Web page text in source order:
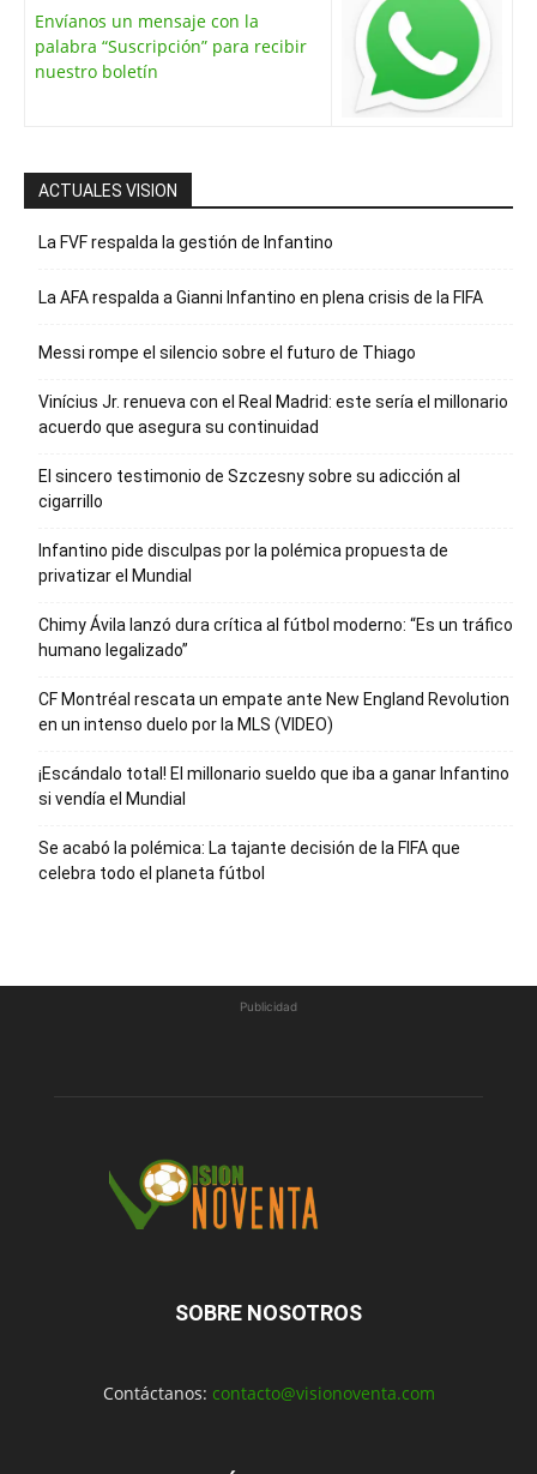
Envíanos un mensaje con la
palabra “Suscripción” para recibir
nuestro boletín
ACTUALES VISION
La FVF respalda la gestión de Infantino
La AFA respalda a Gianni Infantino en plena crisis de la FIFA
Messi rompe el silencio sobre el futuro de Thiago
Vinícius Jr. renueva con el Real Madrid: este sería el millonario
acuerdo que asegura su continuidad
El sincero testimonio de Szczesny sobre su adicción al
cigarrillo
Infantino pide disculpas por la polémica propuesta de
privatizar el Mundial
Chimy Ávila lanzó dura crítica al fútbol moderno: “Es un tráfico
humano legalizado”
CF Montréal rescata un empate ante New England Revolution
en un intenso duelo por la MLS (VIDEO)
¡Escándalo total! El millonario sueldo que iba a ganar Infantino
si vendía el Mundial
Se acabó la polémica: La tajante decisión de la FIFA que
celebra todo el planeta fútbol
Publicidad
SOBRE NOSOTROS
Contáctanos: contacto@visionoventa.com